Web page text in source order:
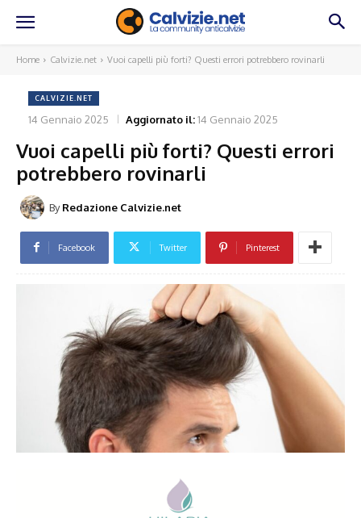
Home Calvizie.net Vuoi capelli più forti? Questi errori potrebbero rovinarli
CALVIZIE.NET
14 Gennaio 2025 Aggiornato il:14 Gennaio 2025
Vuoi capelli più forti? Questi errori
potrebbero rovinarli
By Redazione Calvizie.net
Facebook Twitter Pinterest